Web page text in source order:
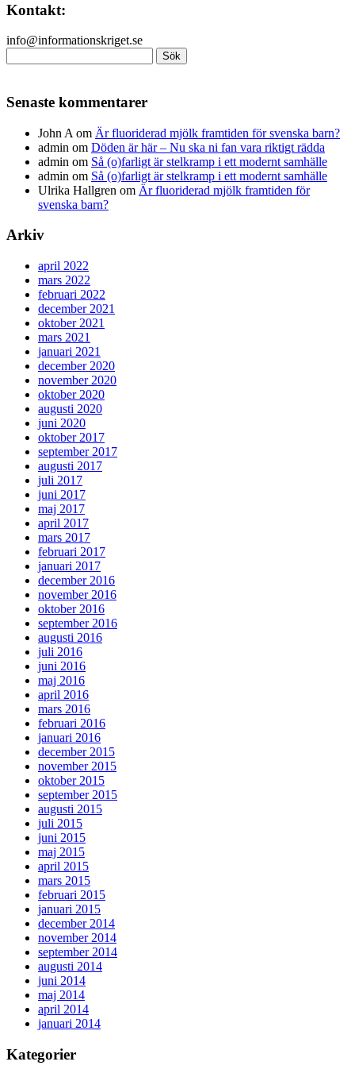
Kontakt:
info@informationskriget.se
efter:
Senaste kommentarer
John A om Är fluoriderad mjölk framtiden för svenska barn?
admin om Döden är här – Nu ska ni fan vara riktigt rädda
admin om Så (o)farligt är stelkramp i ett modernt samhälle
admin om Så (o)farligt är stelkramp i ett modernt samhälle
Ulrika Hallgren om Är fluoriderad mjölk framtiden för
svenska barn?
Arkiv
april 2022
mars 2022
februari 2022
december 2021
oktober 2021
mars 2021
januari 2021
december 2020
november 2020
oktober 2020
augusti 2020
juni 2020
oktober 2017
september 2017
augusti 2017
juli 2017
juni 2017
maj 2017
april 2017
mars 2017
februari 2017
januari 2017
december 2016
november 2016
oktober 2016
september 2016
augusti 2016
juli 2016
juni 2016
maj 2016
april 2016
mars 2016
februari 2016
januari 2016
december 2015
november 2015
oktober 2015
september 2015
augusti 2015
juli 2015
juni 2015
maj 2015
april 2015
mars 2015
februari 2015
januari 2015
december 2014
november 2014
september 2014
augusti 2014
juni 2014
maj 2014
april 2014
januari 2014
Kategorier